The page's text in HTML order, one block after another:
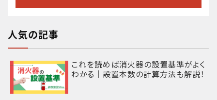
人気の記事
これを読めば消火器の設置基準がよく
わかる｜設置本数の計算方法も解説！